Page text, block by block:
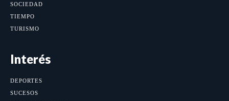
SOCIEDAD
TIEMPO
TURISMO
Interés
DEPORTES
SUCESOS